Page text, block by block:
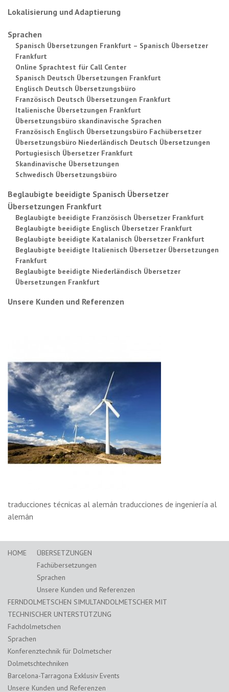
Lokalisierung und Adaptierung
Sprachen
Spanisch Übersetzungen Frankfurt – Spanisch Übersetzer
Frankfurt
Online Sprachtest für Call Center
Spanisch Deutsch Übersetzungen Frankfurt
Englisch Deutsch Übersetzungsbüro
Französisch Deutsch Übersetzungen Frankfurt
Italienische Übersetzungen Frankfurt
Übersetzungsbüro skandinavische Sprachen
Französisch Englisch Übersetzungsbüro Fachübersetzer
Übersetzungsbüro Niederländisch Deutsch Übersetzungen
Portugiesisch Übersetzer Frankfurt
Skandinavische Übersetzungen
Schwedisch Übersetzungsbüro
Beglaubigte beeidigte Spanisch Übersetzer
Übersetzungen Frankfurt
Beglaubigte beeidigte Französisch Übersetzer Frankfurt
Beglaubigte beeidigte Englisch Übersetzer Frankfurt
Beglaubigte beeidigte Katalanisch Übersetzer Frankfurt
Beglaubigte beeidigte Italienisch Übersetzer Übersetzungen
Frankfurt
Beglaubigte beeidigte Niederländisch Übersetzer
Übersetzungen Frankfurt
Unsere Kunden und Referenzen
traducciones técnicas al alemán traducciones de ingeniería al
alemán
HOME
ÜBERSETZUNGEN
Fachübersetzungen
Sprachen
Unsere Kunden und Referenzen
FERNDOLMETSCHEN SIMULTANDOLMETSCHER MIT
TECHNISCHER UNTERSTÜTZUNG
Fachdolmetschen
Sprachen
Konferenztechnik für Dolmetscher
Dolmetschtechniken
Barcelona-Tarragona Exklusiv Events
Unsere Kunden und Referenzen